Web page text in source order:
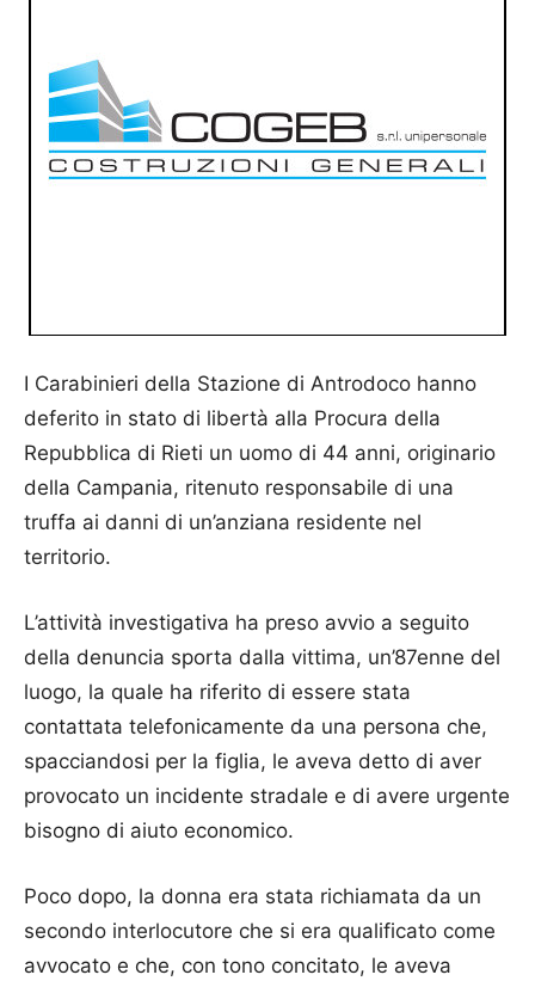
I Carabinieri della Stazione di Antrodoco hanno
deferito in stato di libertà alla Procura della
Repubblica di Rieti un uomo di 44 anni, originario
della Campania, ritenuto responsabile di una
truffa ai danni di un’anziana residente nel
territorio.
L’attività investigativa ha preso avvio a seguito
della denuncia sporta dalla vittima, un’87enne del
luogo, la quale ha riferito di essere stata
contattata telefonicamente da una persona che,
spacciandosi per la figlia, le aveva detto di aver
provocato un incidente stradale e di avere urgente
bisogno di aiuto economico.
Poco dopo, la donna era stata richiamata da un
secondo interlocutore che si era qualificato come
avvocato e che, con tono concitato, le aveva